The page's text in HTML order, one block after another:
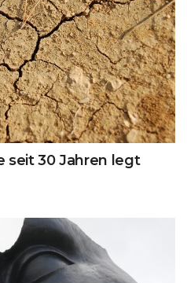
seit 30 Jahren legt